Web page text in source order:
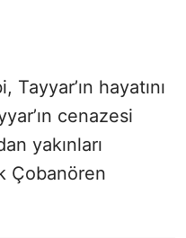
hayatını
cenazesi
yakınları
Çobanören